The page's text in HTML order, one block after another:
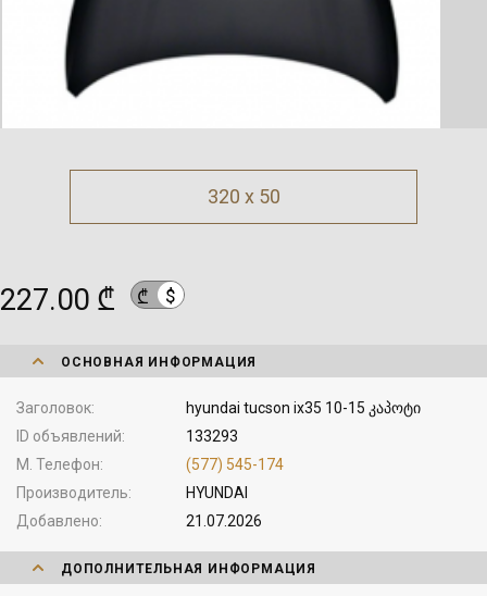
320 x 50
227.00 ₾ ₾ $
ОСНОВНАЯ ИНФОРМАЦИЯ
Заголовок
hyundai tucson ix35 10-15 კაპოტი
ID объявлений
133293
М. Телефон
(577) 545-174
Производитель
HYUNDAI
Добавлено
21.07.2026
ДОПОЛНИТЕЛЬНАЯ ИНФОРМАЦИЯ